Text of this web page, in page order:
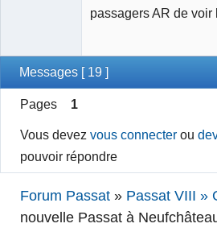
passagers AR de
Messages [ 19 ]
Pages 1
Vous devezvous connecter ou
pouvoir répondre
Forum Passat » Passat VIII »
nouvelle Passat à